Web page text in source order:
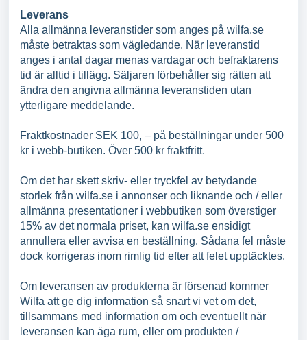
Leverans
Alla allmänna leveranstider som anges på wilfa.se
måste betraktas som vägledande. När leveranstid
anges i antal dagar menas vardagar och befraktarens
tid är alltid i tillägg. Säljaren förbehåller sig rätten att
ändra den angivna allmänna leveranstiden utan
ytterligare meddelande.
Fraktkostnader SEK 100, – på beställningar under 500
kr i webb-butiken. Över 500 kr fraktfritt.
Om det har skett skriv- eller tryckfel av betydande
storlek från wilfa.se i annonser och liknande och / eller
allmänna presentationer i webbutiken som överstiger
15% av det normala priset, kan wilfa.se ensidigt
annullera eller avvisa en beställning. Sådana fel måste
dock korrigeras inom rimlig tid efter att felet upptäcktes.
Om leveransen av produkterna är försenad kommer
Wilfa att ge dig information så snart vi vet om det,
tillsammans med information om och eventuellt när
leveransen kan äga rum, eller om produkten /